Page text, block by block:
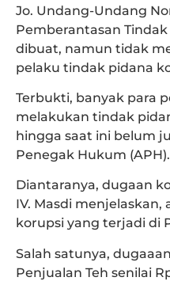
Jo. Undang-Undang
Pemberantasan
dibuat, namun tidak
pelaku tindak pidana
Terbukti, banyak para
melakukan tindak
hingga saat ini belum
Penegak Hukum (APH).
Diantaranya, dugaan
IV. Masdi
korupsi yang terjadi di
Salah satunya,
Penjualan Teh senilai